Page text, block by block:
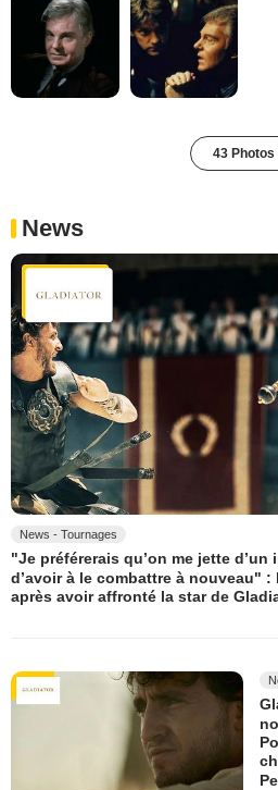
43 Photos
News
News - Tournages
"Je préférerais qu’on me jette
d’avoir à le combattre à nouveau" :
après avoir affronté la star de